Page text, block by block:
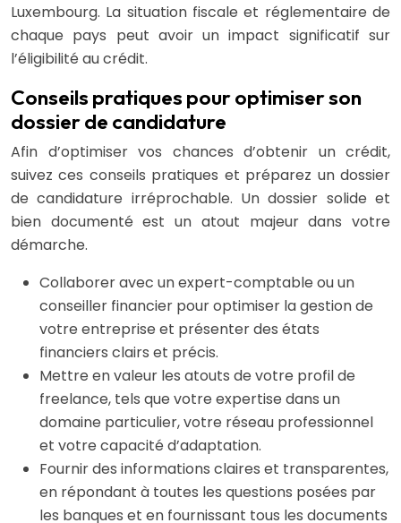
Luxembourg. La situation fiscale et réglementaire de
chaque pays peut avoir un impact significatif sur
l’éligibilité au crédit.
Conseils pratiques pour optimiser son
dossier de candidature
Afin d’optimiser vos chances d’obtenir un crédit,
suivez ces conseils pratiques et préparez un dossier
de candidature irréprochable. Un dossier solide et
bien documenté est un atout majeur dans votre
démarche.
Collaborer avec un expert-comptable ou un
conseiller financier pour optimiser la gestion de
votre entreprise et présenter des états
financiers clairs et précis.
Mettre en valeur les atouts de votre profil de
freelance, tels que votre expertise dans un
domaine particulier, votre réseau professionnel
et votre capacité d’adaptation.
Fournir des informations claires et transparentes,
en répondant à toutes les questions posées par
les banques et en fournissant tous les documents